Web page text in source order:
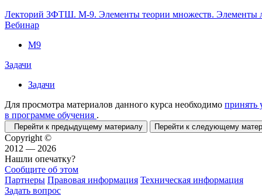
Лекторий ЗФТШ. М-9. Элементы теории множеств. Элементы
Вебинар
М9
Задачи
Задачи
Для просмотра материалов данного курса необходимо принять
в программе обучения .
Перейти к предыдущему материалу Перейти к следующему
Copyright ©
2012 — 2026
Нашли опечатку?
Сообщите об этом
Партнеры Правовая информация Техническая информация
Задать вопрос